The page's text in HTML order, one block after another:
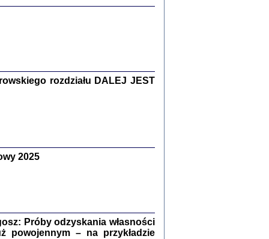
rozdziału DALEJ JEST
2025
Próby odzyskania własności
powojennym – na przykładzie